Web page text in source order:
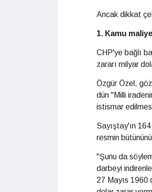
Ancak dikkat
1. Kamu
CHP'ye bağlı
zararı milyar
Özgür Özel,
dün "Milli
istismar
Sayıştay'ın
resmin
"Şunu da
darbeyi
27 Mayıs 1960